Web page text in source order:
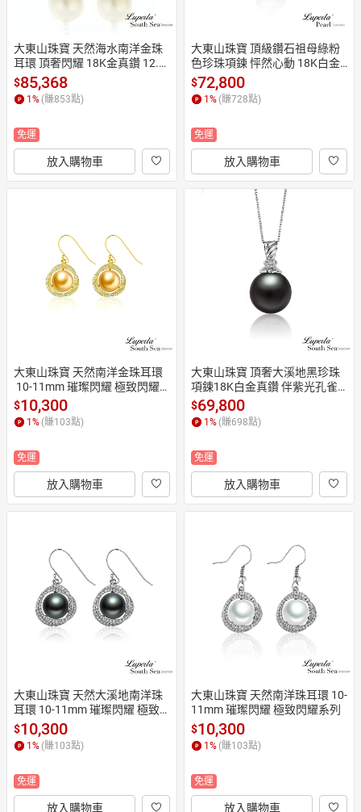
大東山珠寶 天然海水南洋金珠
耳環 頂奢閃耀 18K金真鑽 12.5
MM
$85,368
1% (賺853點)
免運
放入購物車
大東山珠寶 頂級鑽石祖母綠粉
色珍珠項鍊 怦然心動 18K白金
鍊 10MM
$72,800
1% (賺728點)
免運
放入購物車
大東山珠寶 天然南洋金珠耳環
10-11mm 璀璨閃耀 極致閃耀
系列
$10,300
1 % (賺103點)
免運
放入購物車
大東山珠寶 頂奢大溪地黑珍珠
項鍊18K白金真鑽 伴紫光孔雀
色 14MM
$69,800
1 % (賺698點)
免運
放入購物車
大東山珠寶 天然大溪地南洋珠
耳環 10-11mm 璀璨閃耀 極致
閃耀系列
$10,300
1% (賺103點)
免運
放入購物車
大東山珠寶 天然南洋珠耳環 10-
11mm 璀璨閃耀 極致閃耀系列
$10,300
1% (賺103點)
免運
放入購物車